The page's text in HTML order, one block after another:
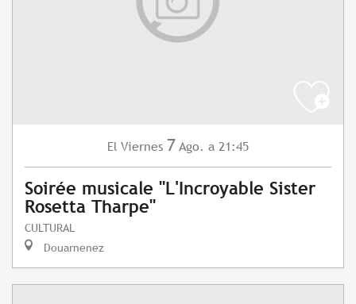
El Viernes 7 Ago. a 21:45
Soirée musicale "L'Incroyable Sister
Rosetta Tharpe"
CULTURAL
Douarnenez